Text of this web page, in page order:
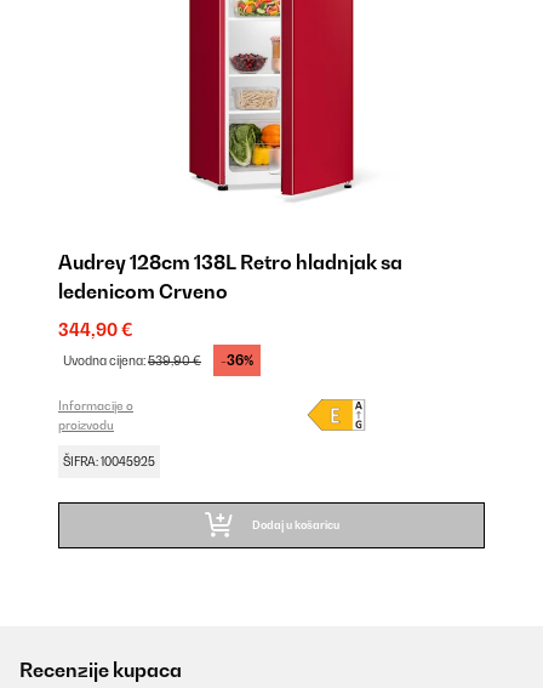
Audrey 128cm 138L Retro hladnjak sa
ledenicom Crveno
344,90 €
Uvodna cijena:539,90 € -36%
Informacije o
proizvodu
ŠIFRA: 10045925
Dodaj u košaricu
Recenzije kupaca